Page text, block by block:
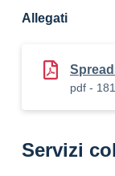
Allegati
pdf -
Servizi